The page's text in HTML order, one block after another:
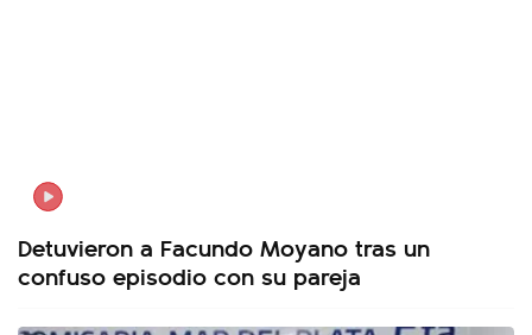
Detuvieron a Facundo Moyano tras un
confuso episodio con su pareja